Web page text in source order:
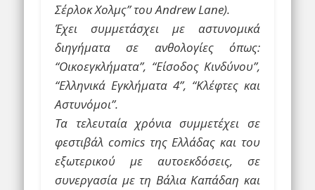
Σέρλοκ Χολμς” του Andrew Lane).
Έχει συμμετάσχει με αστυνομικά
διηγήματα σε ανθολογίες όπως:
“Οικοεγκλήματα”, “Είσοδος Κινδύνου”,
“Ελληνικά Εγκλήματα 4”, “Κλέφτες και
Αστυνόμοι”.
Τα τελευταία χρόνια συμμετέχει σε
φεστιβάλ comics της Ελλάδας και του
εξωτερικού με αυτοεκδόσεις, σε
συνεργασία με τη Βάλια Καπάδαη και